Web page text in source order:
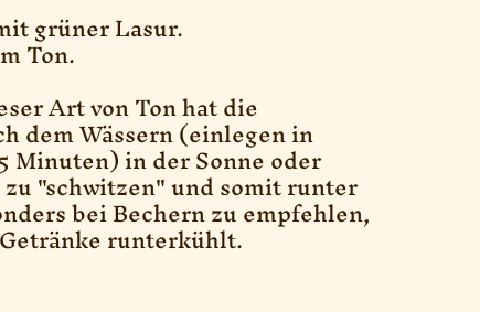
grüner Lasur.
Ton.
Art von Ton hat die
dem Wässern (einlegen in
Minuten) in der Sonne oder
"schwitzen" und somit runter
bei Bechern zu empfehlen,
runterkühlt.